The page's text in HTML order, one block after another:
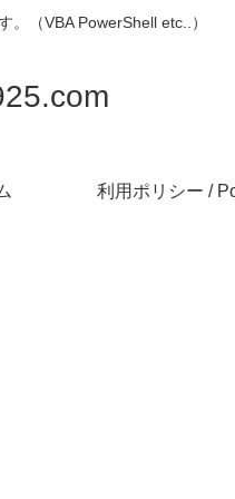
。（VBA PowerShell etc..）
利用ポリシー /